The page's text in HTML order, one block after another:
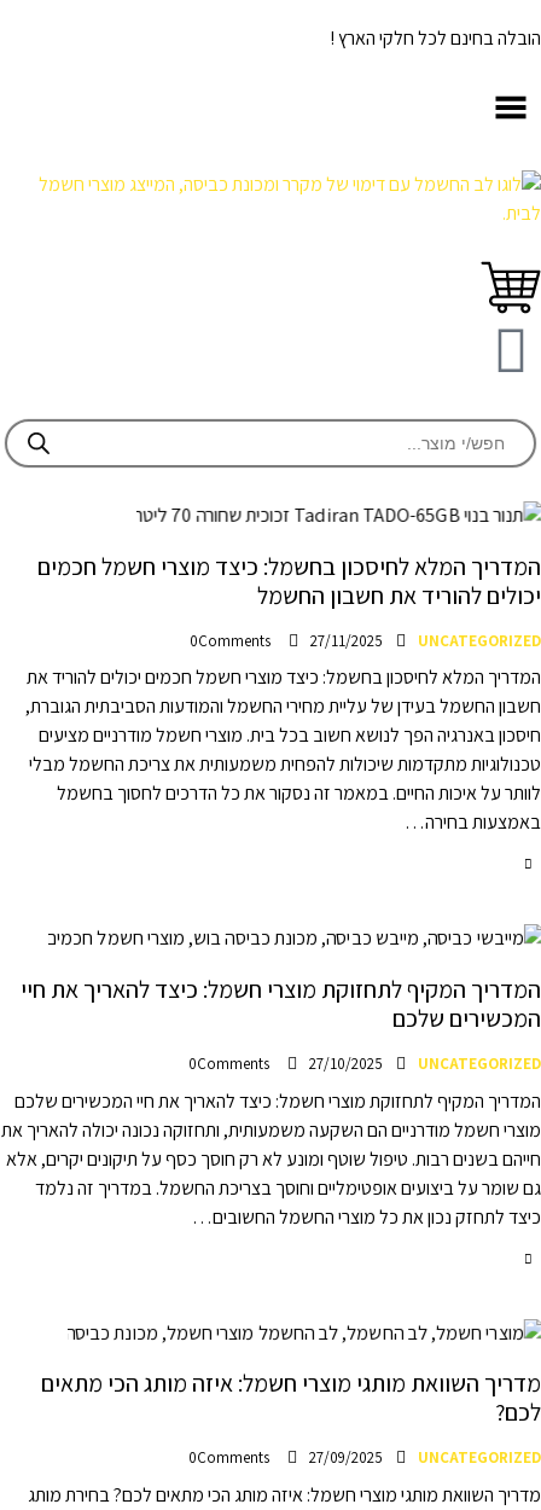
הובלה בחינם לכל חלקי הארץ !
המדריך המלא לחיסכון בחשמל: כיצד מוצרי חשמל חכמים
יכולים להוריד את חשבון החשמל
UNCATEGORIZED
27/11/2025
0Comments
המדריך המלא לחיסכון בחשמל: כיצד מוצרי חשמל חכמים יכולים להוריד את
חשבון החשמל בעידן של עליית מחירי החשמל והמודעות הסביבתית הגוברת,
חיסכון באנרגיה הפך לנושא חשוב בכל בית. מוצרי חשמל מודרניים מציעים
טכנולוגיות מתקדמות שיכולות להפחית משמעותית את צריכת החשמל מבלי
לוותר על איכות החיים. במאמר זה נסקור את כל הדרכים לחסוך בחשמל
באמצעות בחירה…
המדריך המקיף לתחזוקת מוצרי חשמל: כיצד להאריך את חיי
המכשירים שלכם
UNCATEGORIZED
27/10/2025
0Comments
המדריך המקיף לתחזוקת מוצרי חשמל: כיצד להאריך את חיי המכשירים שלכם
מוצרי חשמל מודרניים הם השקעה משמעותית, ותחזוקה נכונה יכולה להאריך את
חייהם בשנים רבות. טיפול שוטף ומונע לא רק חוסך כסף על תיקונים יקרים, אלא
גם שומר על ביצועים אופטימליים וחוסך בצריכת החשמל. במדריך זה נלמד
כיצד לתחזק נכון את כל מוצרי החשמל החשובים…
מדריך השוואת מותגי מוצרי חשמל: איזה מותג הכי מתאים
לכם?
UNCATEGORIZED
27/09/2025
0Comments
מדריך השוואת מותגי מוצרי חשמל: איזה מותג הכי מתאים לכם? בחירת מותג